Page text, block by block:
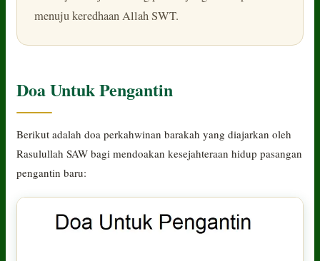
menuju keredhaan Allah SWT.
Doa Untuk Pengantin
Berikut adalah doa perkahwinan barakah yang diajarkan oleh
Rasulullah SAW bagi mendoakan kesejahteraan hidup pasangan
pengantin baru: